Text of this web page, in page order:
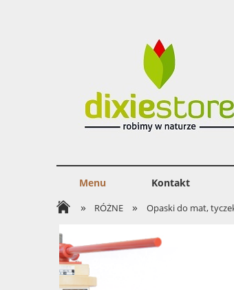
Menu Kontakt
» RÓŻNE » Opaski do mat,